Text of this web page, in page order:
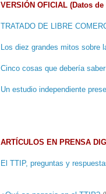
VERSIÓN OFICIAL (Datos de
TRATADO DE LIBRE
Los diez grandes mitos sobre
Cinco cosas que debería
Un estudio independiente
ARTÍCULOS EN PRENSA
El TTIP, preguntas y